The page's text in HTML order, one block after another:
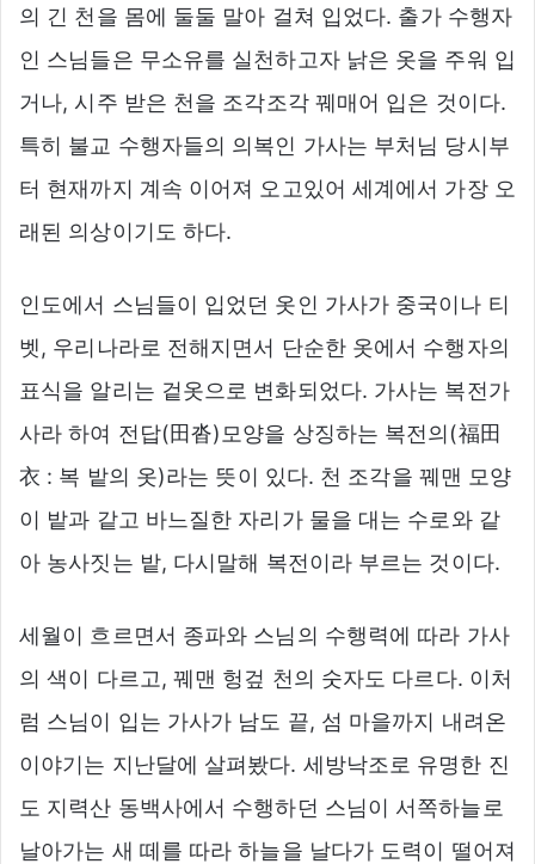
의 긴 천을 몸에 둘둘 말아 걸쳐 입었다. 출가 수행자
인 스님들은 무소유를 실천하고자 낡은 옷을 주워 입
거나, 시주 받은 천을 조각조각 꿰매어 입은 것이다.
특히 불교 수행자들의 의복인 가사는 부처님 당시부
터 현재까지 계속 이어져 오고있어 세계에서 가장 오
래된 의상이기도 하다.
인도에서 스님들이 입었던 옷인 가사가 중국이나 티
벳, 우리나라로 전해지면서 단순한 옷에서 수행자의
표식을 알리는 겉옷으로 변화되었다. 가사는 복전가
사라 하여 전답(田沓)모양을 상징하는 복전의(福田
衣 : 복 밭의 옷)라는 뜻이 있다. 천 조각을 꿰맨 모양
이 밭과 같고 바느질한 자리가 물을 대는 수로와 같
아 농사짓는 밭, 다시말해 복전이라 부르는 것이다.
세월이 흐르면서 종파와 스님의 수행력에 따라 가사
의 색이 다르고, 꿰맨 헝겊 천의 숫자도 다르다. 이처
럼 스님이 입는 가사가 남도 끝, 섬 마을까지 내려온
이야기는 지난달에 살펴봤다. 세방낙조로 유명한 진
도 지력산 동백사에서 수행하던 스님이 서쪽하늘로
날아가는 새 떼를 따라 하늘을 날다가 도력이 떨어져